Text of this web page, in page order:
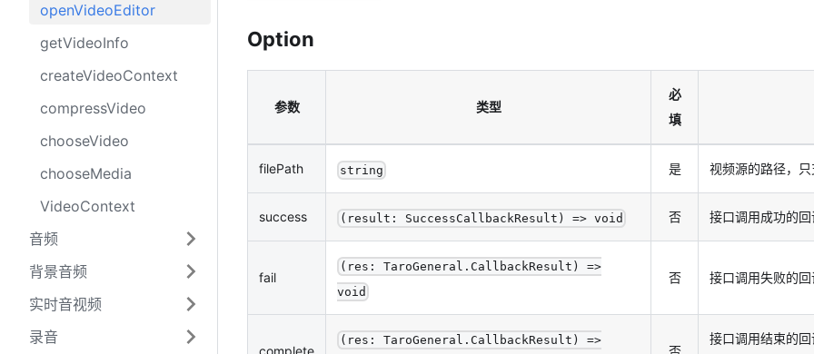
openVideoEditor
getVideoInfo
createVideoContext
compressVideo
chooseVideo
chooseMedia
VideoContext
音频
背景音频
实时音视频
录音
Option
参数 类型
必
填
filePath string 是 视频源的路径，
success (result: SuccessCallbackResult) => void 否 接口调用成功的
fail
(res: TaroGeneral.CallbackResult) =>
void
否 接口调用失败的
(res: TaroGeneral.CallbackResult) =>
接口调用结束的